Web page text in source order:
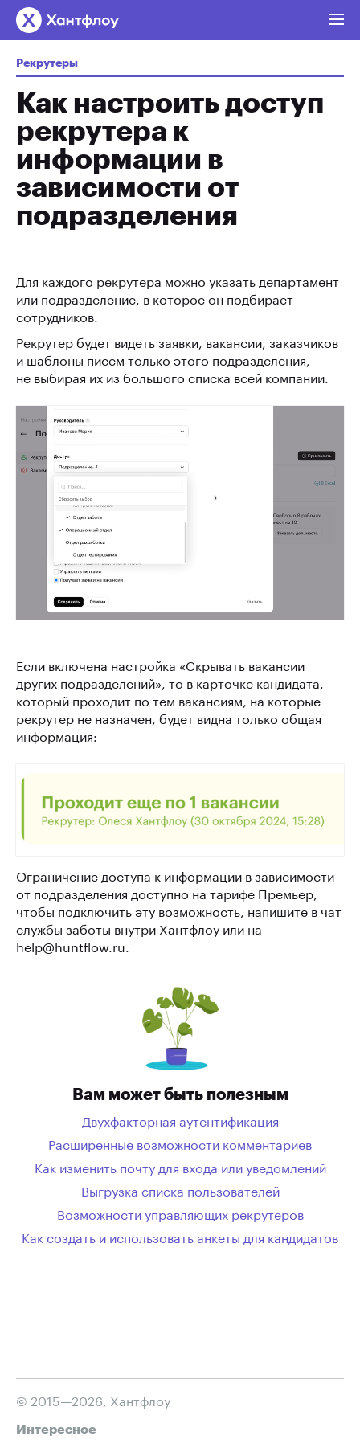
Рекрутеры
Как настроить доступ
рекрутера к
информации в
зависимости от
подразделения
Для каждого рекрутера можно указать департамент
или подразделение, в которое он подбирает
сотрудников.
Рекрутер будет видеть заявки, вакансии, заказчиков
и шаблоны писем только этого подразделения,
не выбирая их из большого списка всей компании.
Если включена настройка «Скрывать вакансии
других подразделений», то в карточке кандидата,
который проходит по тем вакансиям, на которые
рекрутер не назначен, будет видна только общая
информация:
Ограничение доступа к информации в зависимости
от подразделения доступно на тарифе Премьер,
чтобы подключить эту возможность, напишите в чат
службы заботы внутри Хантфлоу или на
help@huntflow.ru.
Вам может быть полезным
Двухфакторная аутентификация
Расширенные возможности комментариев
Как изменить почту для входа или уведомлений
Выгрузка списка пользователей
Возможности управляющих рекрутеров
Как создать и использовать анкеты для кандидатов
© 2015—2026, Хантфлоу
Интересное